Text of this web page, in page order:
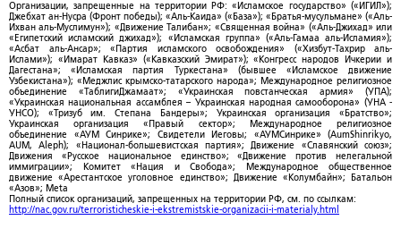
Организации, запрещенные на территории РФ: «Исламское государство» («ИГИЛ»);
Джебхат ан-Нусра (Фронт победы); «Аль-Каида» («База»); «Братья-мусульмане» («Аль-
Ихван аль-Муслимун»); «Движение Талибан»; «Священная война» («Аль-Джихад» или
«Египетский исламский джихад»); «Исламская группа» («Аль-Гамаа аль-Исламия»);
«Асбат аль-Ансар»; «Партия исламского освобождения» («Хизбут-Тахрир аль-
Ислами»); «Имарат Кавказ» («Кавказский Эмират»); «Конгресс народов Ичкерии и
Дагестана»; «Исламская партия Туркестана» (бывшее «Исламское движение
Узбекистана»); «Меджлис крымско-татарского народа»; Международное религиозное
объединение «ТаблигиДжамаат»; «Украинская повстанческая армия» (УПА);
«Украинская национальная ассамблея – Украинская народная самооборона» (УНА -
УНСО); «Тризуб им. Степана Бандеры»; Украинская организация «Братство»;
Украинская организация «Правый сектор»; Международное религиозное
объединение «АУМ Синрике»; Свидетели Иеговы; «АУМСинрике» (AumShinrikyo,
AUM, Aleph); «Национал-большевистская партия»; Движение «Славянский союз»;
Движения «Русское национальное единство»; «Движение против нелегальной
иммиграции»; Комитет «Нация и Свобода»; Международное общественное
движение «Арестантское уголовное единство»; Движение «Колумбайн»; Батальон
«Азов»; Meta
Полный список организаций, запрещенных на территории РФ, см. по ссылкам:
http://nac.gov.ru/terroristicheskie-i-ekstremistskie-organizacii-i-materialy.html